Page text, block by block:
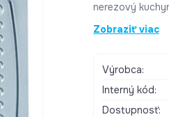
nerezový
hlavné
hygienická
účinkom. Rozmery drezu : 780 x 435 mm Rozmery vaničky : 360 x
Zobraziť viac
Výrobca:
Interný kód:
Dostupnosť: